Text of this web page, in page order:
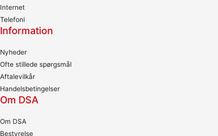
Internet
Telefoni
Information
Nyheder
Ofte stillede spørgsmål
Aftalevilkår
Handelsbetingelser
Om DSA
Om DSA
Bestyrelse